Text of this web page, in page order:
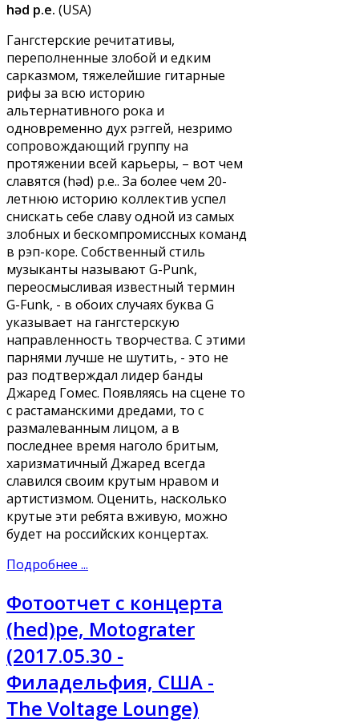
həd p.e. (USA)
Гангстерские речитативы,
переполненные злобой и едким
сарказмом, тяжелейшие гитарные
рифы за всю историю
альтернативного рока и
одновременно дух рэггей, незримо
сопровождающий группу на
протяжении всей карьеры, – вот чем
славятся (həd) p.e.. За более чем 20-
летнюю историю коллектив успел
снискать себе славу одной из самых
злобных и бескомпромиссных команд
в рэп-коре. Собственный стиль
музыканты называют G-Punk,
переосмысливая известный термин
G-Funk, - в обоих случаях буква G
указывает на гангстерскую
направленность творчества. С этими
парнями лучше не шутить, - это не
раз подтверждал лидер банды
Джаред Гомес. Появляясь на сцене то
с растаманскими дредами, то с
размалеванным лицом, а в
последнее время наголо бритым,
харизматичный Джаред всегда
славился своим крутым нравом и
артистизмом. Оценить, насколько
крутые эти ребята вживую, можно
будет на российских концертах.
Подробнее ...
Фотоотчет с концерта
(hed)pe, Motograter
(2017.05.30 -
Филадельфия, США -
The Voltage Lounge)